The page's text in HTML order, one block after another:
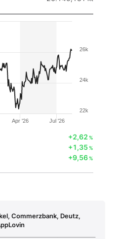
Apr '26 Jul '26
22k
24k
26k
+2,62%
+1,35%
+9,56%
Commerzbank, Deutz,